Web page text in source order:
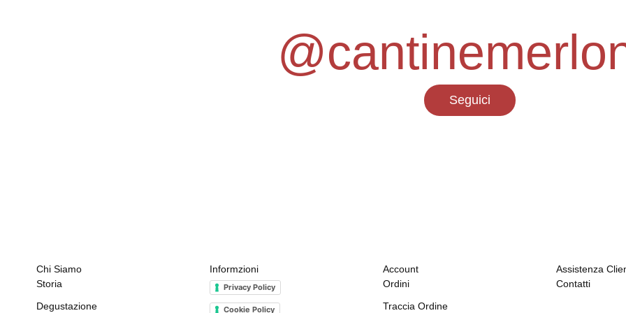
Seguici
Chi Siamo
Storia
Degustazione
Informzioni
Privacy Policy
Cookie Policy
Account
Ordini
Traccia Ordine
Assistenza
Contatti